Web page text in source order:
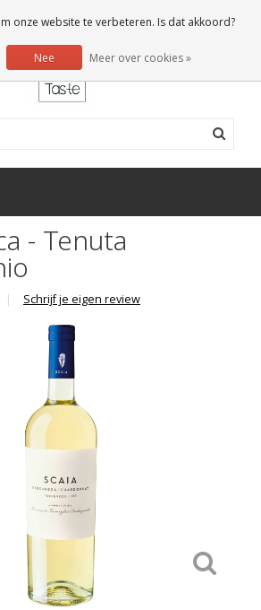
0 Artikelen
- Tenuta
| Schrijf je eigen review
onze website te verbeteren. Is dat akkoord?
Nee Meer over cookies »